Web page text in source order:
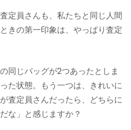
定員さんも、私たちと同じ人間
きの第一印象は、やっぱり査定
同じバッグが2つあったとしま
た状態。もう一つは、きれいに
査定員さんだったら、どちらに
な」と感じますか？